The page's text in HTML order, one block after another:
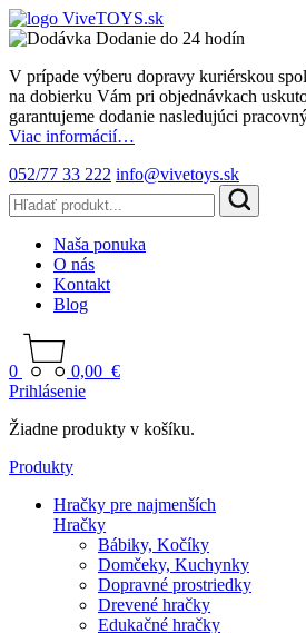
Dodanie do 24 hodín
V prípade výberu dopravy kuriérskou
na dobierku Vám pri objednávkach
garantujeme dodanie nasledujúci
Viac informácií…
052/77 33 222 info@vivetoys.sk
Naša ponuka
O nás
Kontakt
Blog
0 0,00 €
Prihlásenie
Žiadne produkty v košíku.
Produkty
Hračky pre najmenších
Hračky
Bábiky, Kočíky
Domčeky, Kuchynky
Dopravné prostriedky
Drevené hračky
Edukačné hračky